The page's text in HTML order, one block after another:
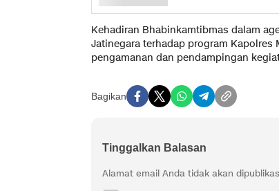
Kehadiran Bhabinkamtibmas dalam
Jatinegara terhadap program Kapolres
pengamanan dan pendampingan
Bagikan
Tinggalkan Balasan
Alamat email Anda tidak akan